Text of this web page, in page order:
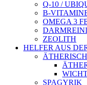
Q-10 /
B-
OMEGA 3
ZEOLITH
HELFER AUS
SPAGYRIK